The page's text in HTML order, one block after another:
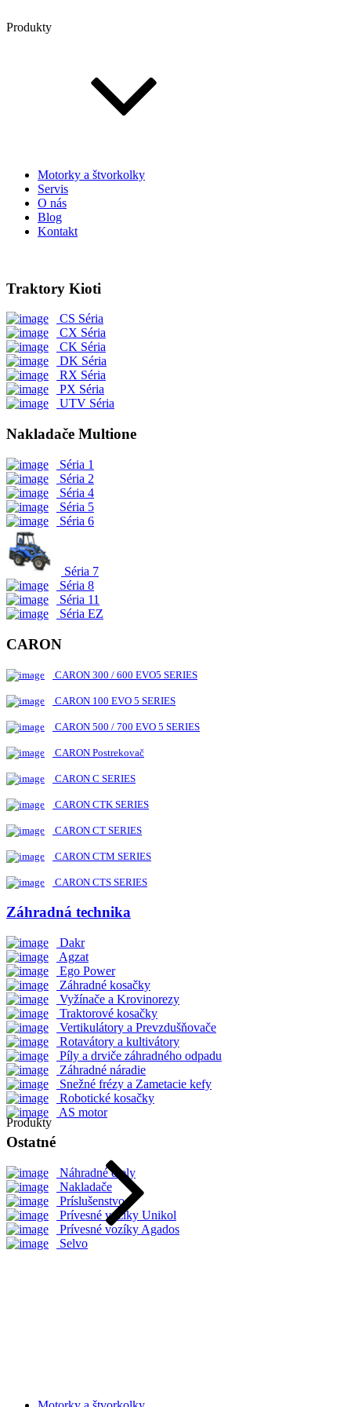
Produkty
Motorky a štvorkolky
Servis
O nás
Blog
Kontakt
Traktory Kioti
CS Séria
CX Séria
CK Séria
DK Séria
RX Séria
PX Séria
UTV Séria
Nakladače Multione
Séria 1
Séria 2
Séria 4
Séria 5
Séria 6
Séria 7
Séria 8
Séria 11
Séria EZ
CARON
CARON 300 / 600 EVO5 SERIES
CARON 100 EVO 5 SERIES
CARON 500 / 700 EVO 5 SERIES
CARON Postrekovač
CARON C SERIES
CARON CTK SERIES
CARON CT SERIES
CARON CTM SERIES
CARON CTS SERIES
Záhradná technika
Dakr
Agzat
Ego Power
Záhradné kosačky
Vyžínače a Krovinorezy
Traktorové kosačky
Vertikulátory a Prevzdušňovače
Rotavátory a kultivátory
Píly a drviče záhradného odpadu
Záhradné náradie
Snežné frézy a Zametacie kefy
Robotické kosačky
AS motor
Ostatné
Náhradné diely
Nakladače
Príslušenstvo
Prívesné vozíky Unikol
Prívesné vozíky Agados
Selvo
Produkty